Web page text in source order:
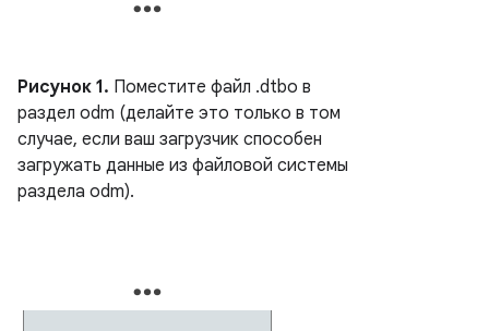
Рисунок 1. Поместите файл .dtbo в
раздел odm (делайте это только в том
случае, если ваш загрузчик способен
загружать данные из файловой системы
раздела odm).